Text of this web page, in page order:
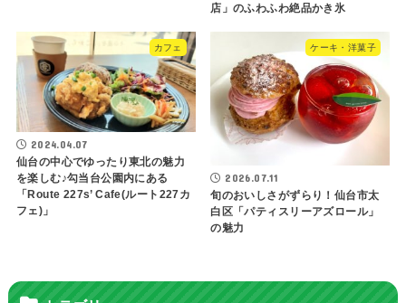
店」のふわふわ絶品かき氷
カフェ
2024.04.07
仙台の中心でゆったり東北の魅力
を楽しむ♪勾当台公園内にある
「Route 227s’ Cafe(ルート227カ
フェ)」
ケーキ・洋菓子
2026.07.11
旬のおいしさがずらり！仙台市太
白区「パティスリーアズロール」
の魅力